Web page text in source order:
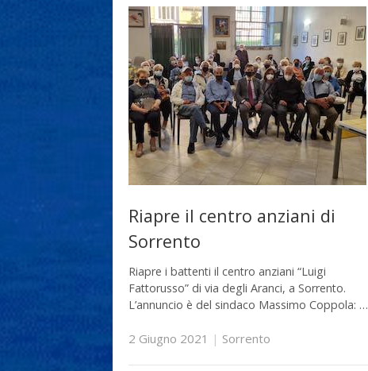
Riapre il centro anziani di
Sorrento
Riapre i battenti il centro anziani “Luigi
Fattorusso” di via degli Aranci, a Sorrento.
L’annuncio è del sindaco Massimo Coppola: …
2 Giugno 2021 | Sorrento